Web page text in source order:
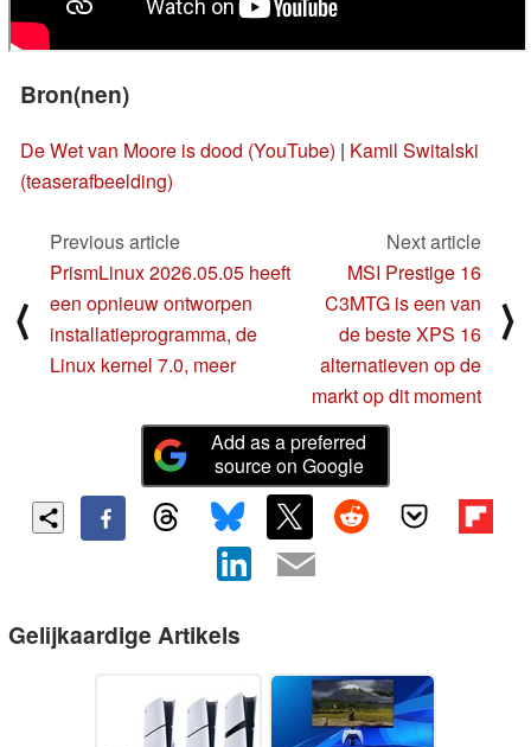
Bron(nen)
De Wet van Moore is dood (YouTube) | Kamil Switalski
(teaserafbeelding)
⟨
Previous article
PrismLinux 2026.05.05 heeft
een opnieuw ontworpen
installatieprogramma, de
Linux kernel 7.0, meer
Next article
MSI Prestige 16
C3MTG is een van
de beste XPS 16
alternatieven op de
markt op dit moment
⟩
Add as a preferred
source on Google
Gelijkaardige Artikels